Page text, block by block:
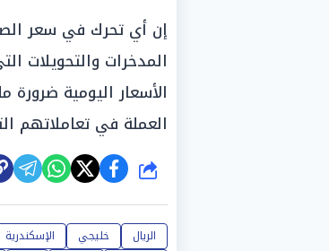
إن أي تحرك في سعر
المدخرات والتحويلات
الأسعار اليومية
العملة في تعاملاتهم
شارك
الريال خليجي الإسكندرية